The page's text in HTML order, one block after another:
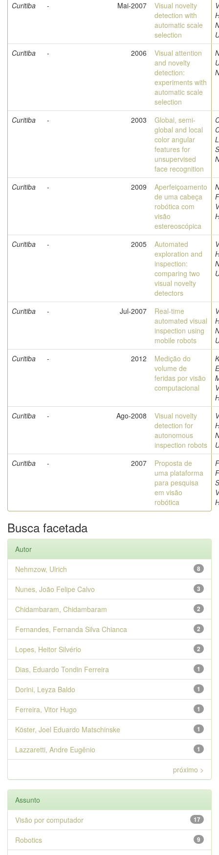
Curitiba - Mai-2007
Visual novelty
detection with
automatic scale
selection
Curitiba
- 2006
Visual attention
and novelty
detection:
experiments with
automatic scale
selection
Curitiba - 2003
Global, semi-
global and local
color angular
features for
unsupervised
face recognition
Curitiba - 2009
Aperfeiçoamento
de uma cabeça
robótica com
visão
estereoscópica
Curitiba - 2005
Automated
exploration and
inspection:
comparing two
visual novelty
detectors
Curitiba - Jul-2007
Real-time
automated visual
inspection using
mobile robots
Curitiba
- 2012
Medição do
volume de
feridas por visão
computacional
Curitiba
- Ago-2008
Visual novelty
detection for
autonomous
inspection robots
Curitiba
- 2007
Proposta de
uma plataforma
para pesquisa
em visão
robótica
Busca facetada
Autor
8
Nehmzow, Ulrich
3
Nunes, João Felipe Calvo
2
Chidambaram, Chidambaram
2
Fernandes, Fernanda Silva Chianca
2
Lopes, Heitor Silvério
1
Dias, Eduardo Tondin Ferreira
1
Dorini, Leyza Baldo
1
Ferreira, Vitor Hugo
1
Köster, Joel Eduardo Matschinske
1
Lazzaretti, Andre Eugênio
próximo >
Assunto
17
Visão por computador
9
Robotics